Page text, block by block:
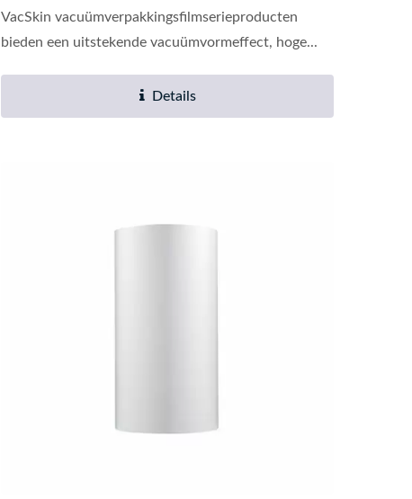
VacSkin vacuümverpakkingsfilmserieproducten
bieden een uitstekende vacuümvormeffect, hoge...
Details